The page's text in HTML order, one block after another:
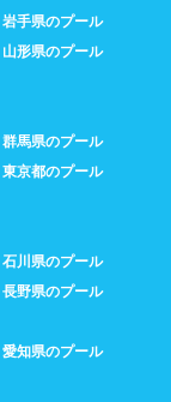
岩手県のプール
山形県のプール
群馬県のプール
東京都のプール
石川県のプール
長野県のプール
愛知県のプール